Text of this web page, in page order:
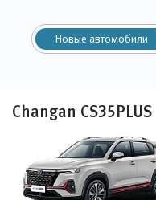
Новые автомобили
Changan CS35PLUS